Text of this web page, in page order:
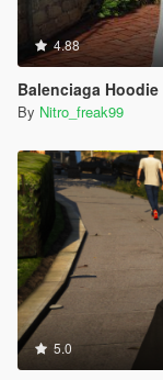
4.88
Balenciaga Hoodie
By Nitro_freak99
5.0